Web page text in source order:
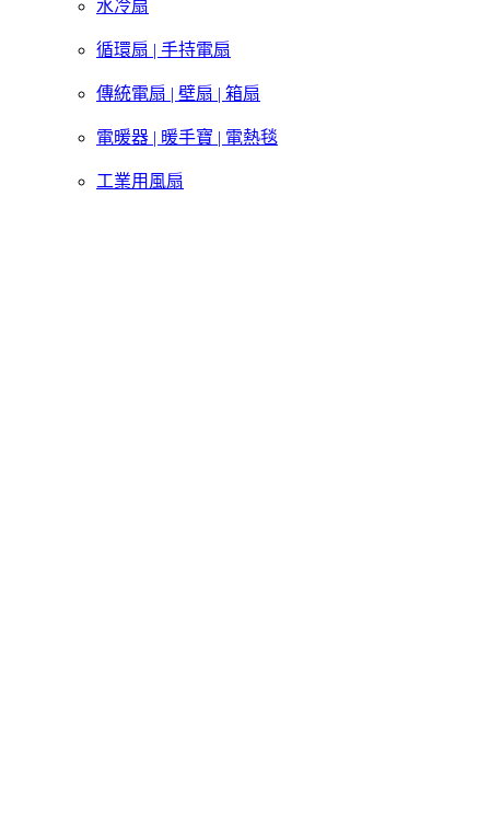
水冷扇
循環扇 | 手持電扇
傳統電扇 | 壁扇 | 箱扇
電暖器 | 暖手寶 | 電熱毯
工業用風扇